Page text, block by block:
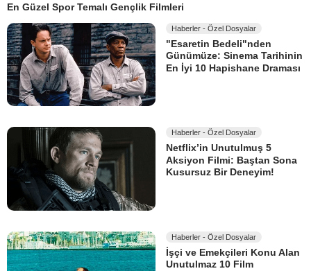
En Güzel Spor Temalı Gençlik Filmleri
Haberler - Özel Dosyalar
"Esaretin Bedeli"nden
Günümüze: Sinema Tarihinin
En İyi 10 Hapishane Draması
Haberler - Özel Dosyalar
Netflix’in Unutulmuş 5
Aksiyon Filmi: Baştan Sona
Kusursuz Bir Deneyim!
Haberler - Özel Dosyalar
İşçi ve Emekçileri Konu Alan
Unutulmaz 10 Film